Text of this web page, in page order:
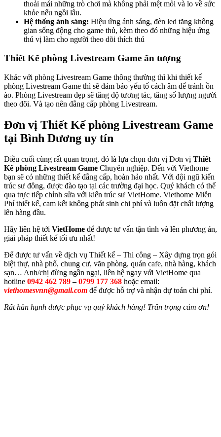
thoải mái những trò chơi mà không phải mệt mỏi và lo về sức
khỏe nếu ngồi lâu.
Hệ thống ánh sáng: Hiệu ứng ánh sáng, đèn led tăng không
gian sống động cho game thủ, kèm theo đó những hiệu ứng
thú vị làm cho người theo dõi thích thú
Thiết Kế phòng Livestream Game ấn tượng
Khác với phòng Livestream Game thông thường thì khi thiết kế
phòng Livestream Game thì sẽ đảm bảo yếu tố cách âm để tránh ồn
ào. Phòng Livestream đẹp sẽ tăng độ tương tác, tăng số lượng người
theo dõi. Và tạo nên đẳng cấp phòng Livestream.
Đơn vị Thiết Kế phòng Livestream Game
tại Bình Dương uy tín
Điều cuối cùng rất quan trọng, đó là lựa chọn đơn vị Đơn vị Thiết
Kế phòng Livestream Game Chuyên nghiệp. Đến với Viethome
bạn sẽ có những thiết kế đẳng cấp, hoàn hảo nhất. Với đội ngũ kiến
trúc sư đông, được đào tạo tại các trường đại học. Quý khách có thể
qua trực tiếp chỉnh sửa với kiến trúc sư VietHome. Viethome Miễn
Phí thiết kế, cam kết không phát sinh chi phí và luôn đặt chất lượng
lên hàng đầu.
Hãy liên hệ tới VietHome để được tư vấn tận tình và lên phương án,
giải pháp thiết kế tối ưu nhất!
Để được tư vấn về dịch vụ Thiết kế – Thi công – Xây dựng trọn gói
biệt thự, nhà phố, chung cư, văn phòng, quán cafe, nhà hàng, khách
sạn… Anh/chị đừng ngần ngại, liên hệ ngay với VietHome qua
hotline 0942 462 789–0799 177 368 hoặc email:
viethomesvnn@gmail.com để được hỗ trợ và nhận dự toán chi phí.
Rất hân hạnh được phục vụ quý khách hàng! Trân trọng cám ơn!